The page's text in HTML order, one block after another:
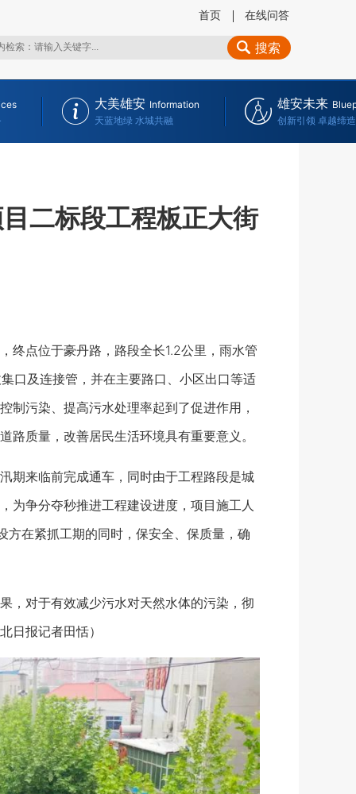
首页 在线问答
搜索
大美雄安 Information
天蓝地绿 水城共融
雄安未来
创新引领 卓越缔造
二标段工程板正大街
点位于豪丹路，路段全长1.2公里，雨水管
口及连接管，并在主要路口、小区出口等适
制污染、提高污水处理率起到了促进作用，
质量，改善居民生活环境具有重要意义。
来临前完成通车，同时由于工程路段是城
为争分夺秒推进工程建设进度，项目施工人
在紧抓工期的同时，保安全、保质量，确
对于有效减少污水对天然水体的污染，彻
日报记者田恬）